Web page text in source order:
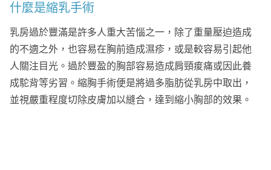
什麼是縮乳手術
乳房過於豐滿是許多人重大苦惱之一，除了重量壓迫造成
的不適之外，也容易在胸前造成濕疹，或是較容易引起他
人關注目光。過於豐盈的胸部容易造成肩頸痠痛或因此養
成駝背等劣習。縮胸手術便是將過多脂肪從乳房中取出，
並視嚴重程度切除皮膚加以縫合，達到縮小胸部的效果。